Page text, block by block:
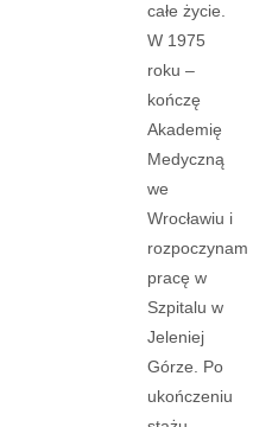
całe życie.
W 1975
roku –
kończę
Akademię
Medyczną
we
Wrocławiu i
rozpoczynam
pracę w
Szpitalu w
Jeleniej
Górze. Po
ukończeniu